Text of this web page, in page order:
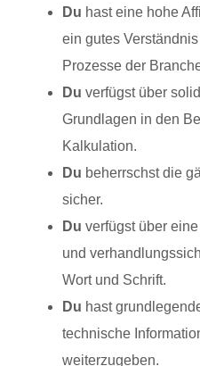
Du hast eine hohe
ein gutes
Prozesse der
Du verfügst über
Grundlagen in den
Kalkulation.
Du beherrschst die
sicher.
Du verfügst über
und
Wort und Schrift.
Du hast
technische
weiterzugeben.